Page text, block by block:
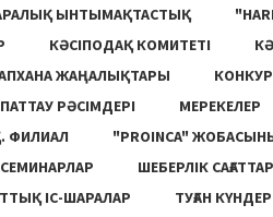
ЫНТЫМАҚТАСТЫҚ
КӘСІПОДАҚ КОМИТЕТІ
ЖАҢАЛЫҚТАРЫ
РӘСІМДЕРІ
МЕРЕКЕЛЕР
ФИЛИАЛ
"PROINCA"
СЕМИНАРЛАР
ШЕБЕРЛІК
ІС-ШАРАЛАР
ТУҒАН КҮНДЕР